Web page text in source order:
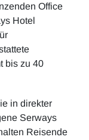
Office
Hotel
bis zu 40
in direkter
Serways
Reisende